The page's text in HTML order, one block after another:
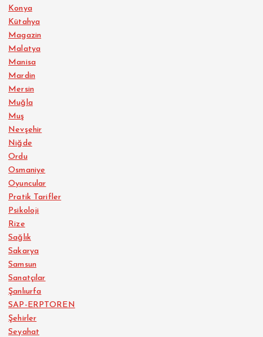
Konya
Kütahya
Magazin
Malatya
Manisa
Mardin
Mersin
Muğla
Muş
Nevşehir
Niğde
Ordu
Osmaniye
Oyuncular
Pratik Tarifler
Psikoloji
Rize
Sağlık
Sakarya
Samsun
Sanatçılar
Şanlıurfa
SAP-ERPTOREN
Şehirler
Seyahat